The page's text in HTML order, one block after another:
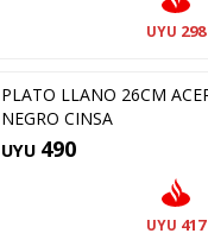
UYU 298
PLATO LLANO 26CM
NEGRO CINSA
UYU 490
UYU 417